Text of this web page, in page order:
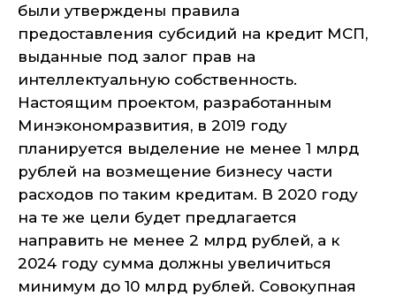
были утверждены правила
предоставления субсидий на кредит МСП,
выданные под залог прав на
интеллектуальную собственность.
Настоящим проектом, разработанным
Минэкономразвития, в 2019 году
планируется выделение не менее 1 млрд
рублей на возмещение бизнесу части
расходов по таким кредитам. В 2020 году
на те же цели будет предлагается
направить не менее 2 млрд рублей, а к
2024 году сумма должны увеличиться
минимум до 10 млрд рублей. Совокупная